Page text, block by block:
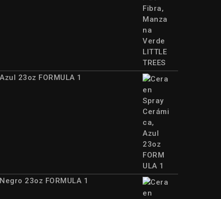
23oz FORMULA 1
23oz FORMULA 1